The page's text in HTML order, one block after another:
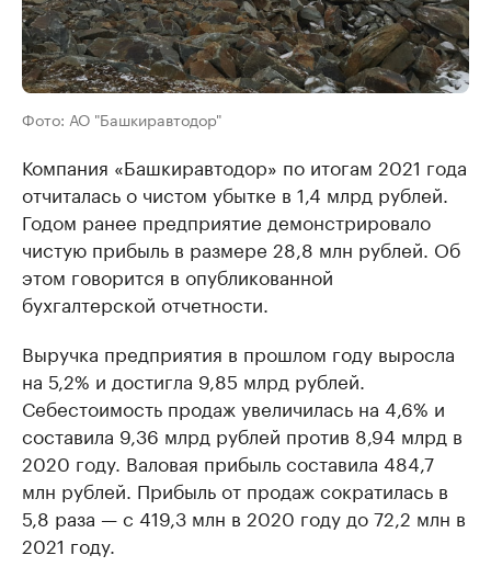
Фото: АО "Башкиравтодор"
Компания «Башкиравтодор» по итогам 2021 года
отчиталась о чистом убытке в 1,4 млрд рублей.
Годом ранее предприятие демонстрировало
чистую прибыль в размере 28,8 млн рублей. Об
этом говорится в опубликованной
бухгалтерской отчетности.
Выручка предприятия в прошлом году выросла
на 5,2% и достигла 9,85 млрд рублей.
Себестоимость продаж увеличилась на 4,6% и
составила 9,36 млрд рублей против 8,94 млрд в
2020 году. Валовая прибыль составила 484,7
млн рублей. Прибыль от продаж сократилась в
5,8 раза — с 419,3 млн в 2020 году до 72,2 млн в
2021 году.